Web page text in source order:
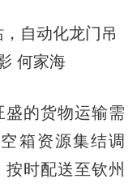
自动化龙门吊
何家海
的货物运输需
箱资源集结调
时配送至钦州